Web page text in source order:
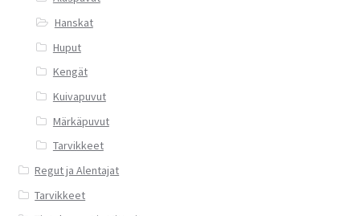
Hanskat
Huput
Kengät
Kuivapuvut
Märkäpuvut
Tarvikkeet
Regut ja Alentajat
Tarvikkeet